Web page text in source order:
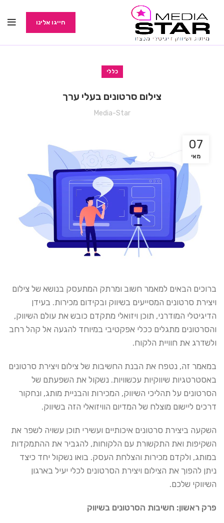
חייגו אלינו
כללי
צילום סרטונים בעלי ערך
Media-Star
07
מאי
ברוכים הבאים למאמר חשוב ומרתק המתעסק בנושא של צילום
ויצירת סרטונים המסייעים בשיווק ובקידום מכירות. בעידן
הדיגיטלי המודרני, תוכן ויזואלי מתקדם כובש את עולם השיווק,
והסרטונים מתגלים ככלי אפקטיבי במיוחד להגעה אל קהל רחב
ולשדרג את חוויית הלקוח.
במאמר זה, נטפח את הבנת החשיבות של צילום ויצירת סרטונים
באסטרטגיות שיווקיות עכשוויות. נשקול את השפעתם של
הסרטונים על תהליכי השיווק, המכירות והבניית מותג, ונחקור
דרכים ליישום מוצלח של המדיום הוויזואלי הזה בשיווק.
השקעה ביצירת סרטונים איכותיים ועשירי תוכן עשויה לשפר את
השקיפות ואת התקשורת עם הלקוחות, להגביר את ההתמקדות
במותג, ולקדם מכירות והצלחת העסק. בואו נשקול יחד כיצד
ניתן להפוך את הצילום ויצירת הסרטונים לכלי יעיל בארגון
השיווקי שלכם.
פרק ראשון: חשיבות הסרטונים בשיווק